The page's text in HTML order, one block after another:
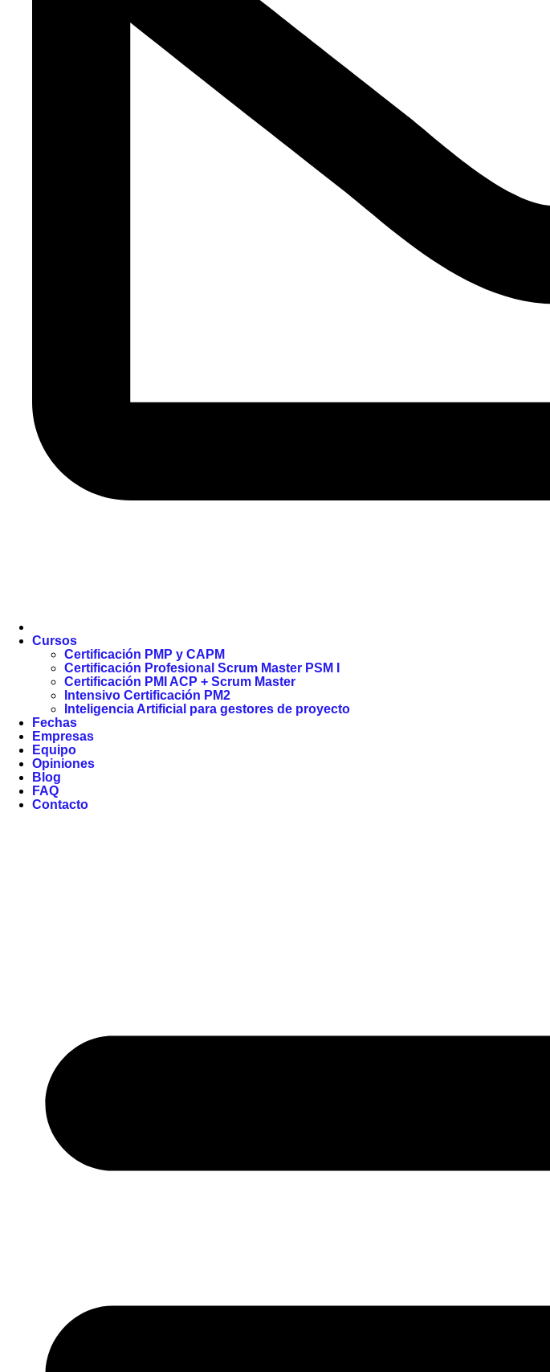
Cursos
Certificación PMP y CAPM
Certificación Profesional Scrum Master PSM I
Certificación PMI ACP + Scrum Master
Intensivo Certificación PM2
Inteligencia Artificial para gestores de proyecto
Fechas
Empresas
Equipo
Opiniones
Blog
FAQ
Contacto